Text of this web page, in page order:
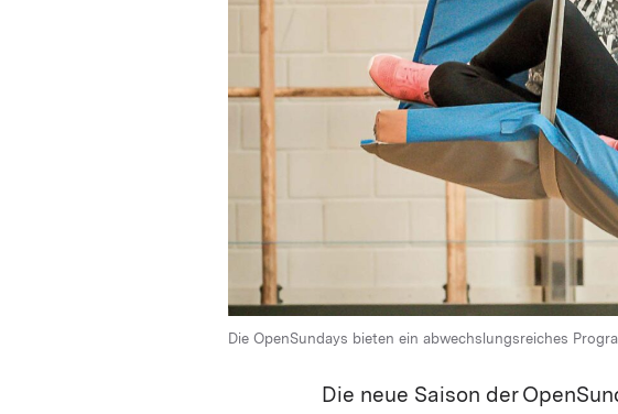
Die OpenSundays bieten ein abwechslungsreiches
Die neue Saison der